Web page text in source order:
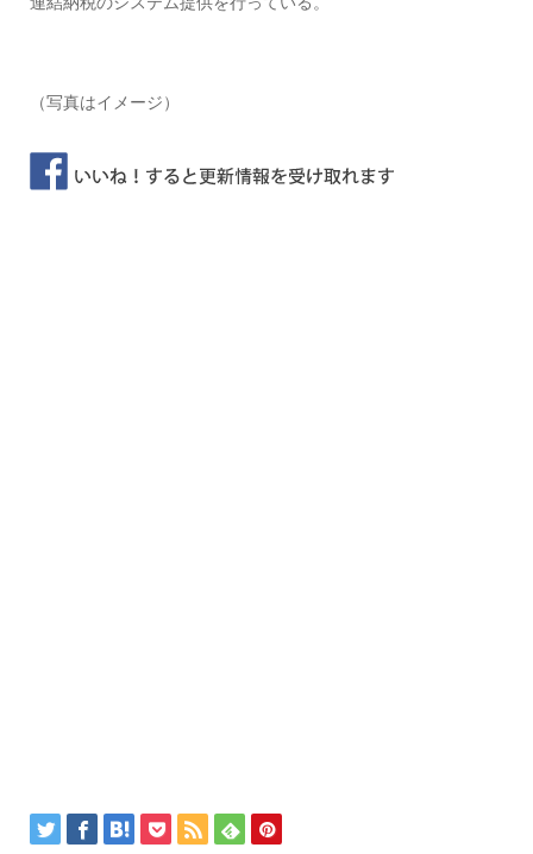
（写真はイメージ）